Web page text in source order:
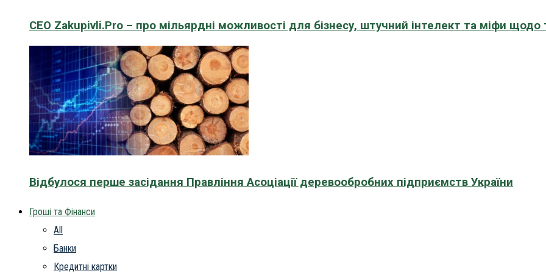
CEO Zakupivli.Pro – про мільярдні можливості для бізнесу, штучний інтелект та міфи щодо
Відбулося перше засідання Правління Асоціації деревообробних підприємств України
Гроші та Фінанси
All
Банки
Кредитні картки